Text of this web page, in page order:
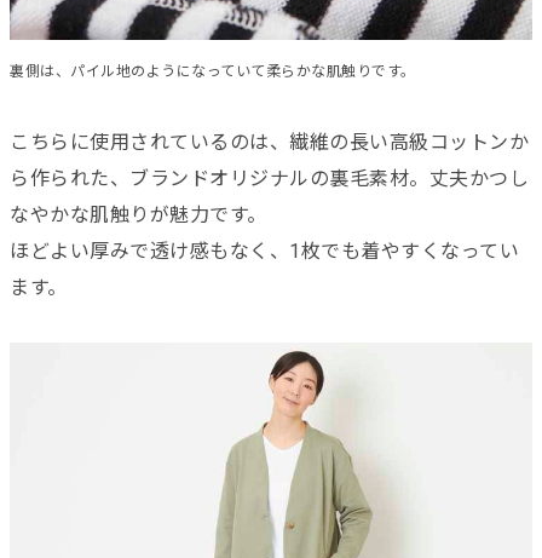
裏側は、パイル地のようになっていて柔らかな肌触りです。
こちらに使用されているのは、繊維の長い高級コットンか
ら作られた、ブランドオリジナルの裏毛素材。丈夫かつし
なやかな肌触りが魅力です。
ほどよい厚みで透け感もなく、1枚でも着やすくなってい
ます。